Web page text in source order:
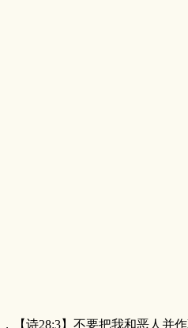
诗28:3】不要把我和恶人并